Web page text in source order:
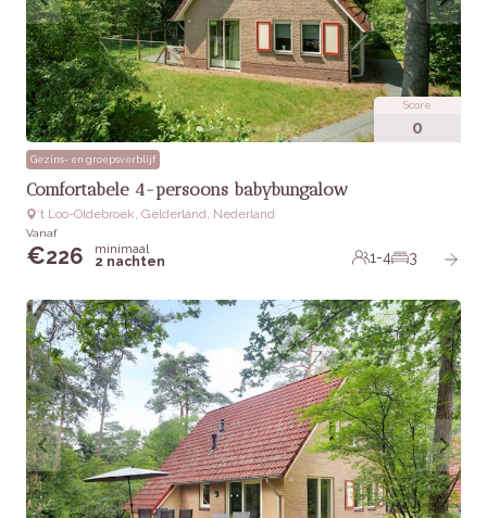
Score
0
Gezins- en groepsverblijf
Comfortabele 4-persoons babybungalow
‘t Loo-Oldebroek, Gelderland, Nederland
Vanaf
€226
minimaal
2 nachten
1-4 3